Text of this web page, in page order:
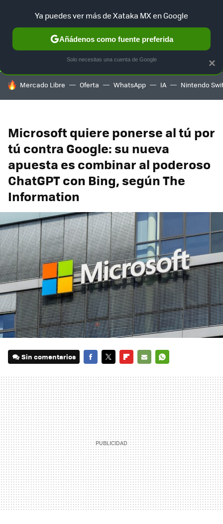
SELECCIÓN GAMING HOME AUTO TERRITORIO
HOY SE HABLA DE
Mercado Libre Oferta WhatsApp IA Nintendo
Microsoft quiere ponerse al tú por
tú contra Google: su nueva
apuesta es combinar al poderoso
ChatGPT con Bing, según The
Information
Sin comentarios
MAIL
×
Ya puedes ver más de Xataka MX en Google
Añádenos como fuente preferida
Solo necesitas una cuenta de Google